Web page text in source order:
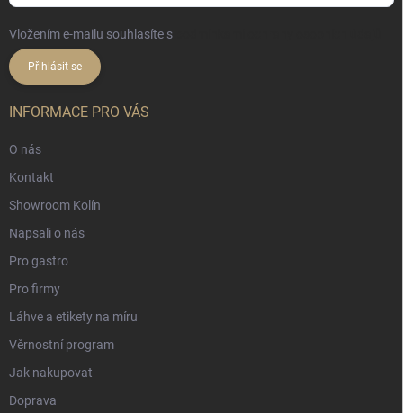
Vložením e-mailu souhlasíte s
Přihlásit se
INFORMACE PRO VÁS
O nás
Kontakt
Showroom Kolín
Napsali o nás
Pro gastro
Pro firmy
Láhve a etikety na míru
Věrnostní program
Jak nakupovat
Doprava